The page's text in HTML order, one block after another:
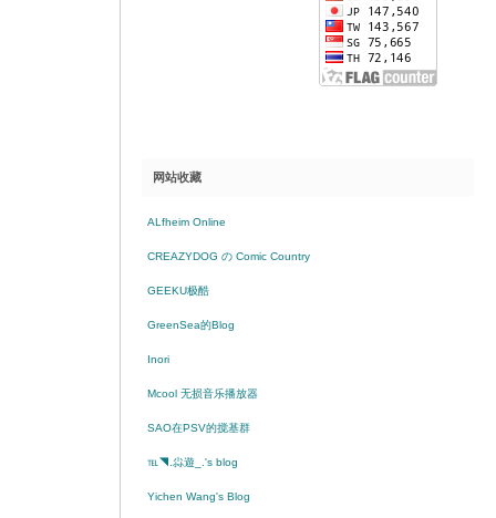
网站收藏
ALfheim Online
CREAZYDOG の Comic Country
GEEKU极酷
GreenSea的Blog
Inori
Mcool 无损音乐播放器
SAO在PSV的搅基群
℡◥.尛遊_.'s blog
Yichen Wang's Blog